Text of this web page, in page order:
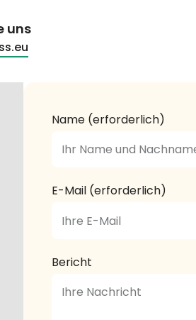
uns
Name (erforderlich)
E-Mail (erforderlich)
Bericht